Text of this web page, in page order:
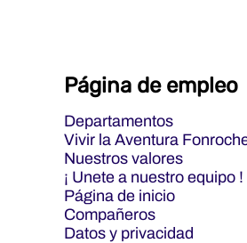
Página de empleo
Departamentos
Vivir la Aventura
Nuestros valores
¡ Unete a nuestro equipo !
Página de inicio
Compañeros
Datos y privacidad